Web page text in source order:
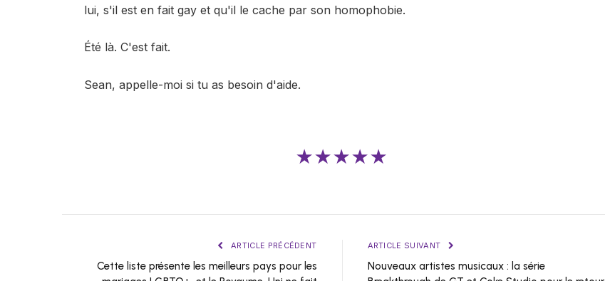
lui, s'il est en fait gay et qu'il le cache par son homophobie.
Été là. C'est fait.
Sean, appelle-moi si tu as besoin d'aide.
★★★★★
ARTICLE PRÉCÉDENT
Cette liste présente les meilleurs pays pour les
ARTICLE SUIVANT
Nouveaux artistes musicaux : la série